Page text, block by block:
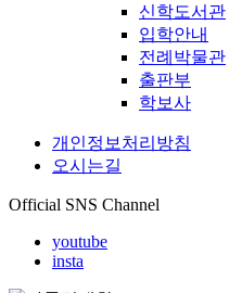
신학도서관
입학안내
전례박물관
출판부
학보사
개인정보처리방침
오시는길
Official SNS Channel
youtube
insta